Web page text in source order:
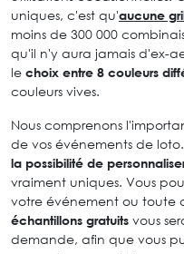
uniques, c'est qu'aucune
moins de 300 000
qu'il n'y aura jamais d'ex-
le choix entre 8 couleurs
couleurs vives.
Nous comprenons
de vos événements de
la possibilité de
vraiment uniques. Vous
votre événement ou toute
échantillons gratuits vous
demande, afin que vous